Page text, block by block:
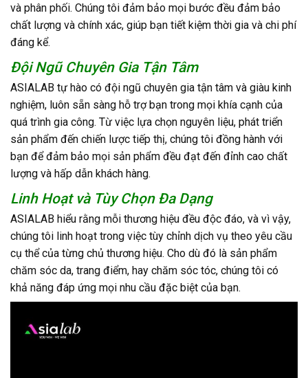
và phân phối. Chúng tôi đảm bảo mọi bước đều đảm bảo
chất lượng và chính xác, giúp bạn tiết kiệm thời gia và chi phí
đáng kể.
Đội Ngũ Chuyên Gia Tận Tâm
ASIALAB tự hào có đội ngũ chuyên gia tận tâm và giàu kinh
nghiệm, luôn sẵn sàng hỗ trợ bạn trong mọi khía cạnh của
quá trình gia công. Từ việc lựa chọn nguyên liệu, phát triển
sản phẩm đến chiến lược tiếp thị, chúng tôi đồng hành với
bạn để đảm bảo mọi sản phẩm đều đạt đến đỉnh cao chất
lượng và hấp dẫn khách hàng.
Linh Hoạt và Tùy Chọn Đa Dạng
ASIALAB hiểu rằng mỗi thương hiệu đều độc đáo, và vì vậy,
chúng tôi linh hoạt trong việc tùy chỉnh dịch vụ theo yêu cầu
cụ thể của từng chủ thương hiệu. Cho dù đó là sản phẩm
chăm sóc da, trang điểm, hay chăm sóc tóc, chúng tôi có
khả năng đáp ứng mọi nhu cầu đặc biệt của bạn.